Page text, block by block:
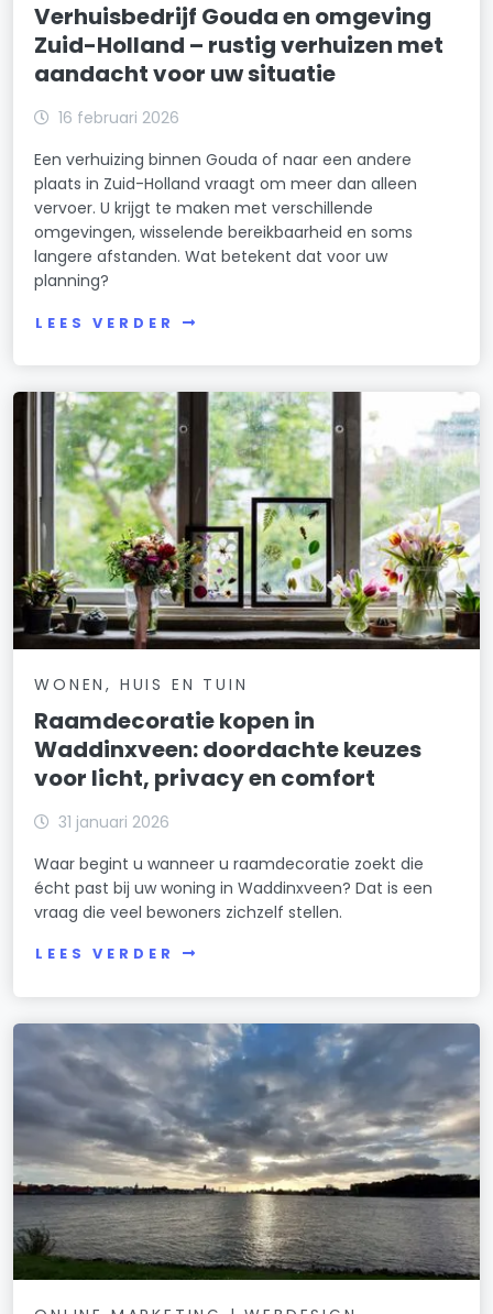
Verhuisbedrijf Gouda en omgeving
Zuid-Holland – rustig verhuizen met
aandacht voor uw situatie
16 februari 2026
Een verhuizing binnen Gouda of naar een andere
plaats in Zuid-Holland vraagt om meer dan alleen
vervoer. U krijgt te maken met verschillende
omgevingen, wisselende bereikbaarheid en soms
langere afstanden. Wat betekent dat voor uw
planning?
LEES VERDER
WONEN, HUIS EN TUIN
Raamdecoratie kopen in
Waddinxveen: doordachte keuzes
voor licht, privacy en comfort
31 januari 2026
Waar begint u wanneer u raamdecoratie zoekt die
écht past bij uw woning in Waddinxveen? Dat is een
vraag die veel bewoners zichzelf stellen.
LEES VERDER